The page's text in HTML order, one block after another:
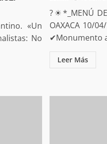
«Un
No
?☀*_MENÚ DE
OAXACA 10/
✔Monumento
Leer Más